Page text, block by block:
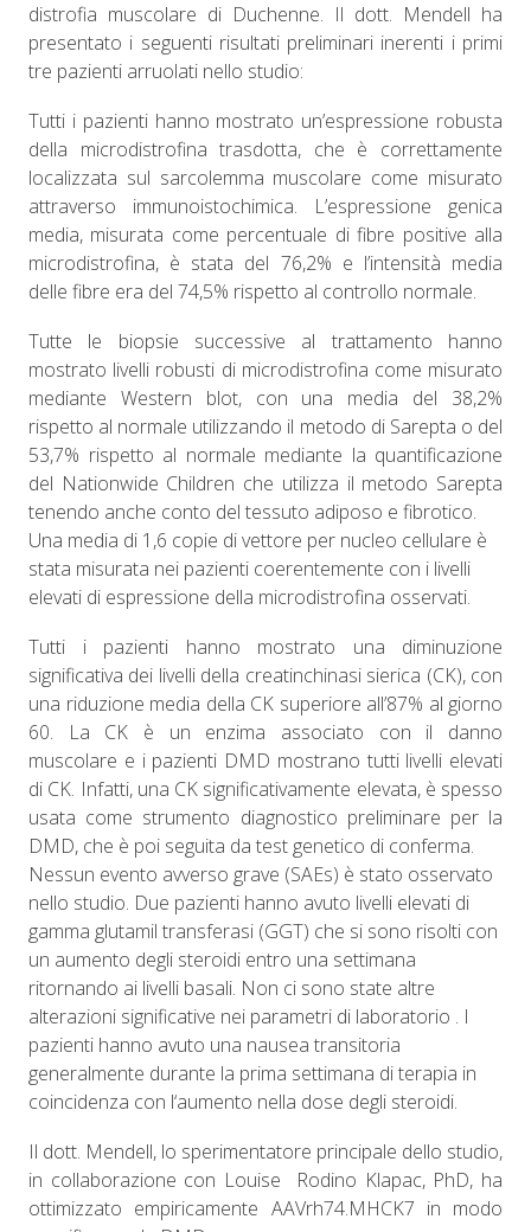
distrofia muscolare di Duchenne. Il dott. Mendell ha
presentato i seguenti risultati preliminari inerenti i primi
tre pazienti arruolati nello studio:
Tutti i pazienti hanno mostrato un’espressione robusta
della microdistrofina trasdotta, che è correttamente
localizzata sul sarcolemma muscolare come misurato
attraverso immunoistochimica. L’espressione genica
media, misurata come percentuale di fibre positive alla
microdistrofina, è stata del 76,2% e l’intensità media
delle fibre era del 74,5% rispetto al controllo normale.
Tutte le biopsie successive al trattamento hanno
mostrato livelli robusti di microdistrofina come misurato
mediante Western blot, con una media del 38,2%
rispetto al normale utilizzando il metodo di Sarepta o del
53,7% rispetto al normale mediante la quantificazione
del Nationwide Children che utilizza il metodo Sarepta
tenendo anche conto del tessuto adiposo e fibrotico.
Una media di 1,6 copie di vettore per nucleo cellulare è
stata misurata nei pazienti coerentemente con i livelli
elevati di espressione della microdistrofina osservati.
Tutti i pazienti hanno mostrato una diminuzione
significativa dei livelli della creatinchinasi sierica (CK), con
una riduzione media della CK superiore all’87% al giorno
60. La CK è un enzima associato con il danno
muscolare e i pazienti DMD mostrano tutti livelli elevati
di CK. Infatti, una CK significativamente elevata, è spesso
usata come strumento diagnostico preliminare per la
DMD, che è poi seguita da test genetico di conferma.
Nessun evento avverso grave (SAEs) è stato osservato
nello studio. Due pazienti hanno avuto livelli elevati di
gamma glutamil transferasi (GGT) che si sono risolti con
un aumento degli steroidi entro una settimana
ritornando ai livelli basali. Non ci sono state altre
alterazioni significative nei parametri di laboratorio . I
pazienti hanno avuto una nausea transitoria
generalmente durante la prima settimana di terapia in
coincidenza con l‘aumento nella dose degli steroidi.
Il dott. Mendell, lo sperimentatore principale dello studio,
in collaborazione con Louise
Rodino Klapac, PhD, ha
ottimizzato empiricamente AAVrh74.MHCK7 in modo